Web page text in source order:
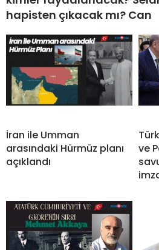
hapisten çıkacak mı? Can
İran ile Umman
arasındaki Hürmüz planı
açıklandı
ve